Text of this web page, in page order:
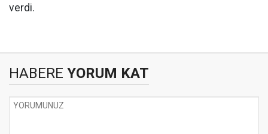
verdi.
HABERE YORUM KAT